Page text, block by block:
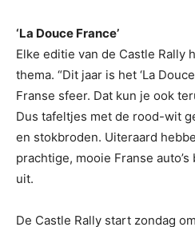
‘La Douce France’
Elke editie van de Castle Rally
thema. “Dit jaar is het ‘La
Franse sfeer. Dat kun je ook
Dus tafeltjes met de rood-wit
en stokbroden. Uiteraard
prachtige, mooie Franse
uit.
De Castle Rally start zondag